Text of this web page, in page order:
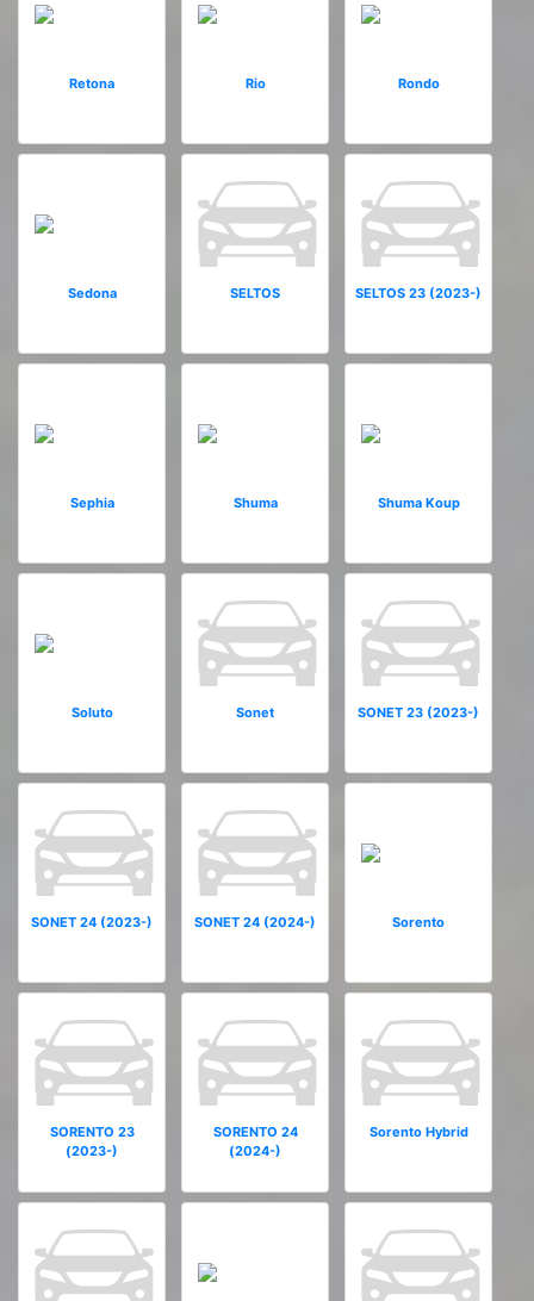
Retona Rio Rondo
Sedona SELTOS SELTOS 23 (2023-)
Sephia Shuma Shuma Koup
Soluto Sonet SONET 23 (2023-)
SONET 24 (2023-) SONET 24 (2024-) Sorento
SORENTO 23
(2023-)
SORENTO 24
(2024-)
Sorento Hybrid